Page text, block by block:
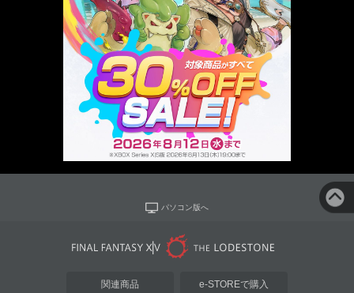
パソコン版へ
関連商品 e-STOREで購入